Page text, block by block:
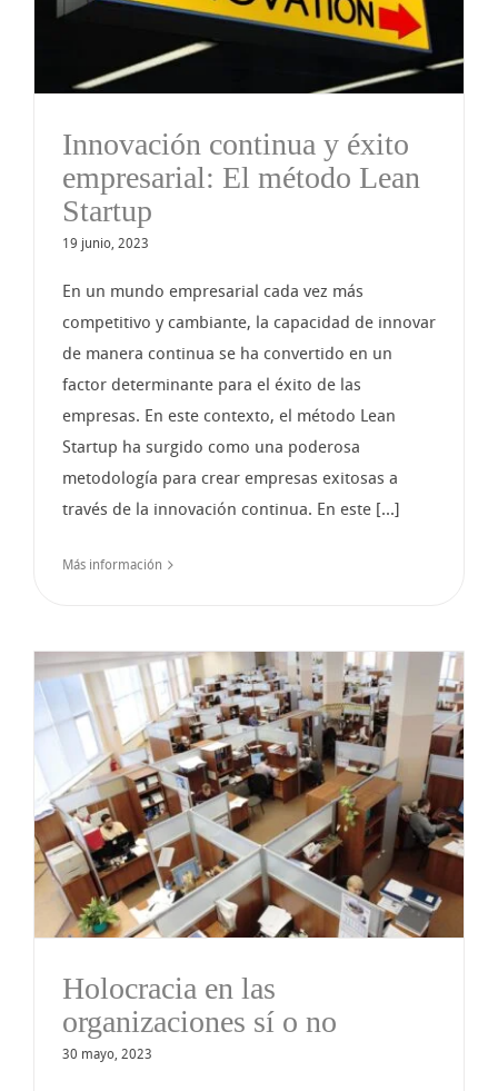
Innovación continua y éxito
empresarial: El método Lean
Startup
19 junio, 2023
En un mundo empresarial cada vez más
competitivo y cambiante, la capacidad de innovar
de manera continua se ha convertido en un
factor determinante para el éxito de las
empresas. En este contexto, el método Lean
Startup ha surgido como una poderosa
metodología para crear empresas exitosas a
través de la innovación continua. En este [...]
Más información
Holocracia en las
organizaciones sí o no
30 mayo, 2023